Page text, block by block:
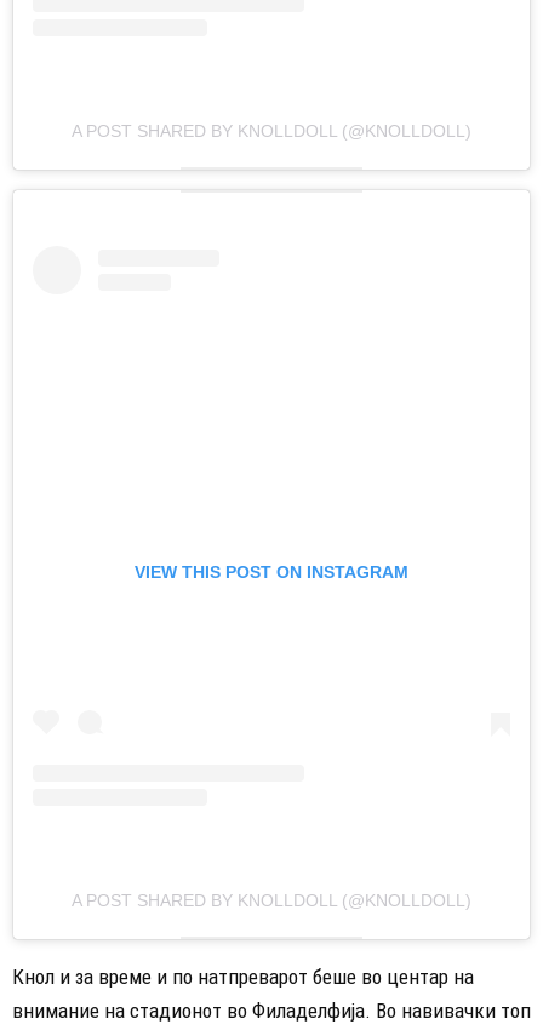
A POST SHARED BY KNOLLDOLL (@KNOLLDOLL)
VIEW THIS POST ON INSTAGRAM
A POST SHARED BY KNOLLDOLL (@KNOLLDOLL)
Кнол и за време и по натпреварот беше во центар на
внимание на стадионот во Филаделфија. Во навивачки топ